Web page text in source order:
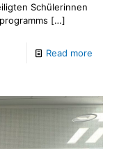
Schülerinnen
[…]
Read more